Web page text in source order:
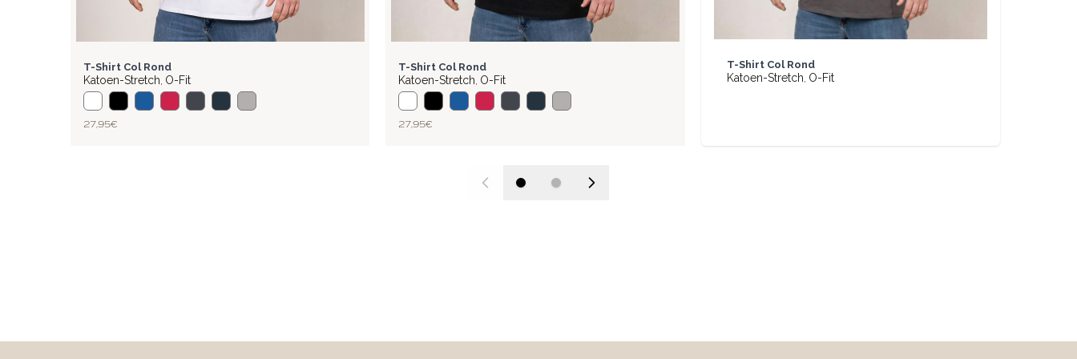
BASIC
T-Shirt Col Rond
Katoen-Stretch, O-Fit
27,95 €
BASIC
T-Shirt Col Rond
Katoen-Stretch, O-Fit
27,95 €
BASIC
T-Shirt Col Rond
Katoen-Stretch, O-Fit